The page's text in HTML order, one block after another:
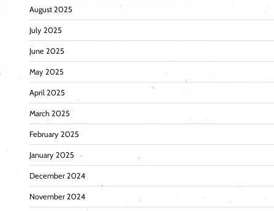
August 2025
July 2025
June 2025
May 2025
April 2025
March 2025
February 2025
January 2025
December 2024
November 2024